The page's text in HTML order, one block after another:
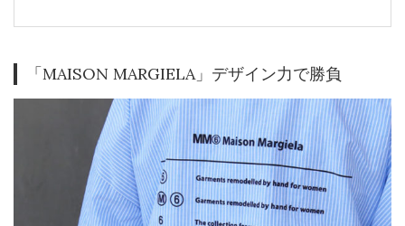
「MAISON MARGIELA」デザイン力で勝負